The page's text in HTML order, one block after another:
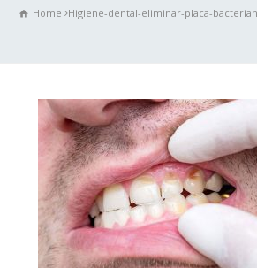
Home Higiene-dental-eliminar-placa-